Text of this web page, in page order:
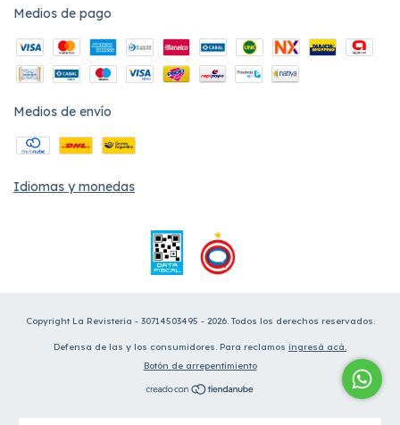
Medios de pago
Medios de envío
Idiomas y monedas
Copyright La Revisteria - 30714503495 - 2026. Todos los derechos reservados.
Defensa de las y los consumidores. Para reclamos ingresá acá.
Botón de arrepentimiento